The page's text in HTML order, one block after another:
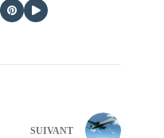
SUIVANT